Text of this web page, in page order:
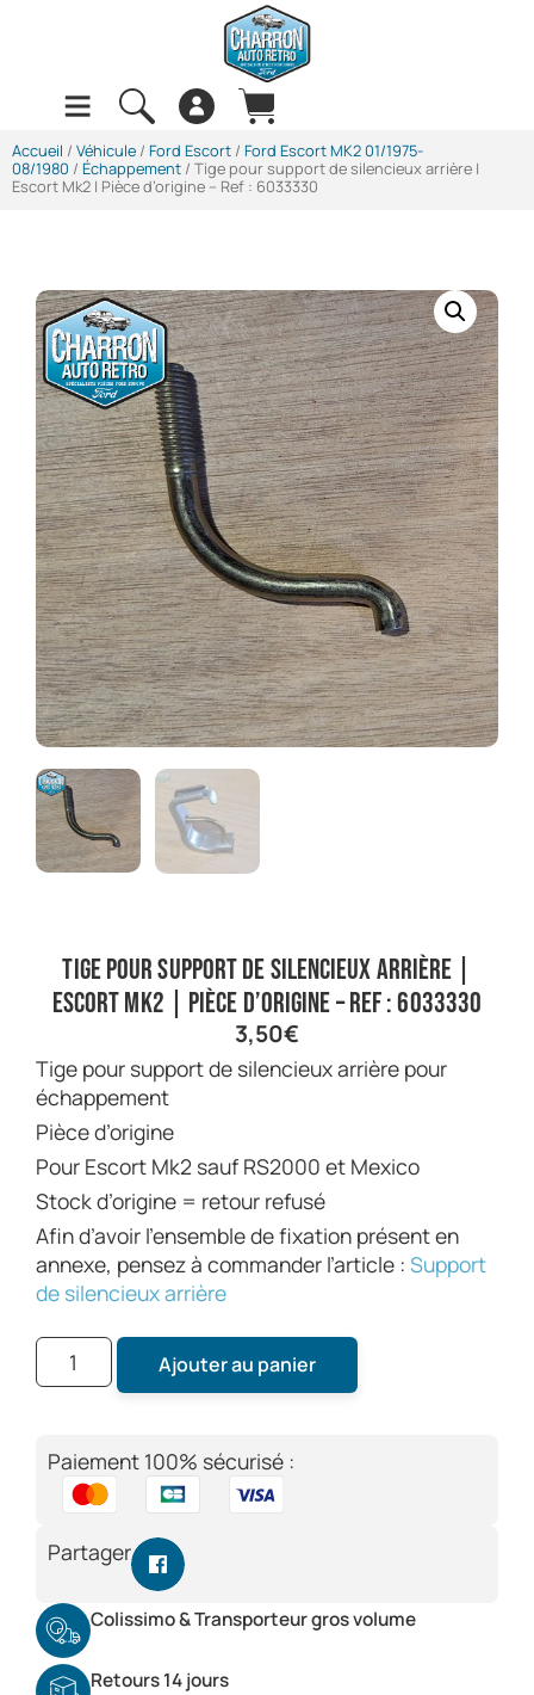
Accueil / Véhicule / Ford Escort / Ford Escort MK2 01/1975-
08/1980 / Échappement / Tige pour support de silencieux arrière |
Escort Mk2 | Pièce d’origine – Ref : 6033330
Tige pour support de silencieux arrière |
Escort Mk2 | Pièce d’origine – Ref : 6033330
3,50€
Tige pour support de silencieux arrière pour
échappement
Pièce d’origine
Pour Escort Mk2 sauf RS2000 et Mexico
Stock d’origine = retour refusé
Afin d’avoir l’ensemble de fixation présent en
annexe, pensez à commander l’article : Support
de silencieux arrière
Ajouter au panier
Paiement 100% sécurisé :
Partager
Colissimo & Transporteur gros volume
Retours 14 jours